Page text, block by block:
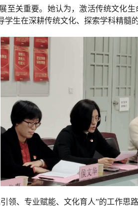
至关重要。她认为，激活传统文化
生在深耕传统文化、探索学科精髓
领、专业赋能、文化育人”的工作